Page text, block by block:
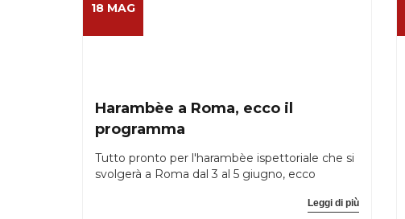
18 MAG
Harambèe a Roma, ecco il
programma
Tutto pronto per l'harambèe ispettoriale che si
svolgerà a Roma dal 3 al 5 giugno, ecco
Leggi di più